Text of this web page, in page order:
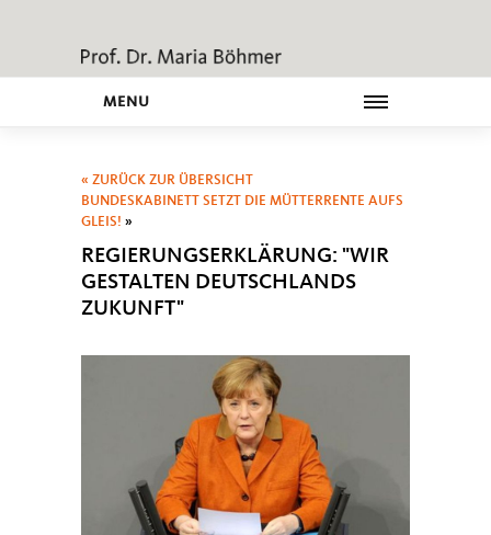
MENU
« ZURÜCK ZUR ÜBERSICHT
BUNDESKABINETT SETZT DIE MÜTTERRENTE AUFS
GLEIS! »
REGIERUNGSERKLÄRUNG: "WIR
GESTALTEN DEUTSCHLANDS
ZUKUNFT"